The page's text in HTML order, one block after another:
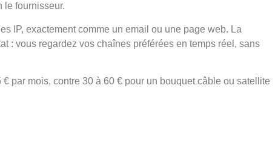
le fournisseur.
IP, exactement comme un email ou une page web. La
: vous regardez vos chaînes préférées en temps réel, sans
par mois, contre 30 à 60 € pour un bouquet câble ou satellite